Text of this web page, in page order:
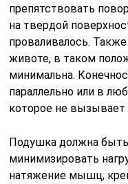
препятствовать
на твердой
проваливалось.
животе, в таком
минимальна.
параллельно или в
которое не вызывает
Подушка должна
минимизировать
натяжение мышц,